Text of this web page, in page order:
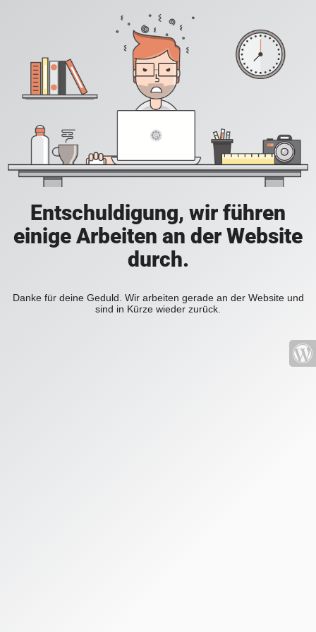
Entschuldigung, wir führen
einige Arbeiten an der Website
durch.
Danke für deine Geduld. Wir arbeiten gerade an der Website und
sind in Kürze wieder zurück.